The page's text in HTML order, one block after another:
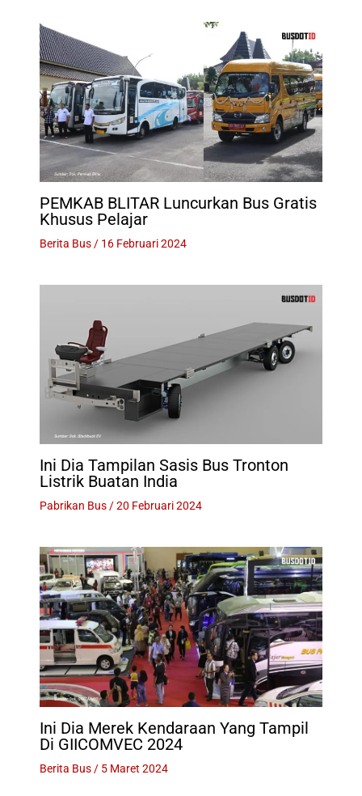
PEMKAB BLITAR Luncurkan Bus Gratis
Khusus Pelajar
Berita Bus/ 16 Februari 2024
Ini Dia Tampilan Sasis Bus Tronton
Listrik Buatan India
Pabrikan Bus/20 Februari 2024
Ini Dia Merek Kendaraan Yang Tampil
Di GIICOMVEC 2024
Berita Bus/ 5 Maret 2024